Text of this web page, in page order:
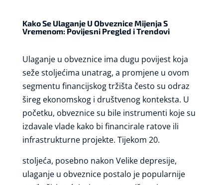
Kako Se Ulaganje U Obveznice Mijenja S
Vremenom: Povijesni Pregled i Trendovi
Ulaganje u obveznice ima dugu povijest koja
seže stoljećima unatrag, a promjene u ovom
segmentu financijskog tržišta često su odraz
šireg ekonomskog i društvenog konteksta. U
početku, obveznice su bile instrumenti koje su
izdavale vlade kako bi financirale ratove ili
infrastrukturne projekte. Tijekom 20.
stoljeća, posebno nakon Velike depresije,
ulaganje u obveznice postalo je popularnije